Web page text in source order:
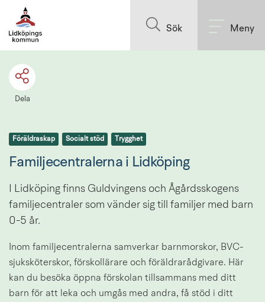
Sök Meny
Dela
Föräldraskap Socialt stöd Trygghet
Familjecentralerna i Lidköping
I Lidköping finns Guldvingens och Ågårdsskogens
familjecentraler som vänder sig till familjer med barn
0-5 år.
Inom familjecentralerna samverkar barnmorskor, BVC-
sjuksköterskor, förskollärare och föräldrarådgivare. Här
kan du besöka öppna förskolan tillsammans med ditt
barn för att leka och umgås med andra, få stöd i ditt